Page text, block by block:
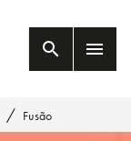
search menu
/ Fusão